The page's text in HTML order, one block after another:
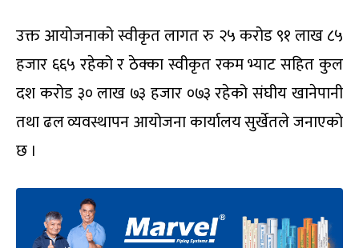
उक्त आयोजनाको स्वीकृत लागत रु २५ करोड ९१ लाख ८५
हजार ६६५ रहेको र ठेक्का स्वीकृत रकम भ्याट सहित कुल
दश करोड ३० लाख ७३ हजार ०७३ रहेको संघीय खानेपानी
तथा ढल व्यवस्थापन आयोजना कार्यालय सुर्खेतले जनाएको
छ ।